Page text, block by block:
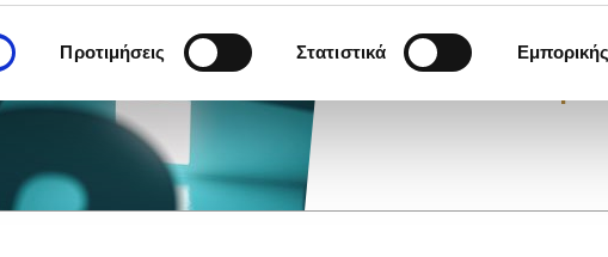
Προτιμήσεις Στατιστικά